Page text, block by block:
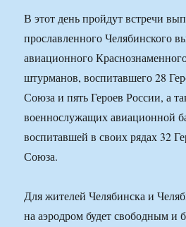
В этот день пройдут встречи
прославленного Челябинского
авиационного
штурманов, воспитавшего 28
Союза и пять Героев России, а
военнослужащих авиационной
воспитавшей в своих рядах 32
Союза.
Для жителей Челябинска и
на аэродром будет свободным и